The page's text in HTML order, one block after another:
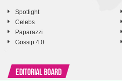
Spotlight
Celebs
Paparazzi
Gossip 4.0
Editorial Board